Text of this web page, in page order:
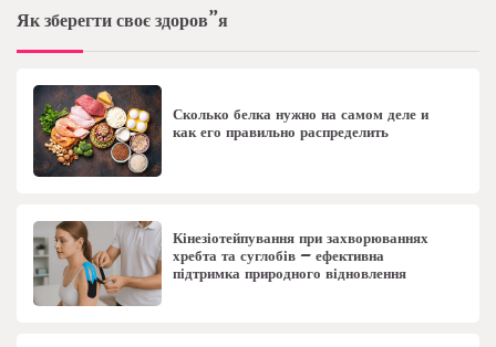
Як зберегти своє здоров”я
Сколько белка нужно на самом деле и
как его правильно распределить
Кінезіотейпування при захворюваннях
хребта та суглобів – ефективна
підтримка природного відновлення